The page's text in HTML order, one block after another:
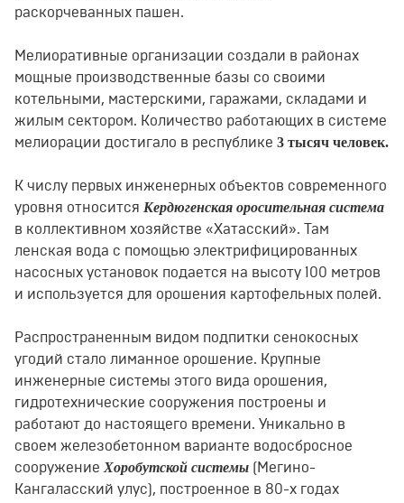
раскорчеванных пашен.
Мелиоративные организации создали в районах
мощные производственные базы со своими
котельными, мастерскими, гаражами, складами и
жилым сектором. Количество работающих в системе
мелиорации достигало в республике 3 тысяч человек.
К числу первых инженерных объектов современного
уровня относится Кердюгенская оросительная система
в коллективном хозяйстве «Хатасский». Там
ленская вода с помощью электрифицированных
насосных установок подается на высоту 100 метров
и используется для орошения картофельных полей.
Распространенным видом подпитки сенокосных
угодий стало лиманное орошение. Крупные
инженерные системы этого вида орошения,
гидротехнические сооружения построены и
работают до настоящего времени. Уникально в
своем железобетонном варианте водосбросное
сооружение Хоробутской системы (Мегино-
Кангаласский улус), построенное в 80-х годах